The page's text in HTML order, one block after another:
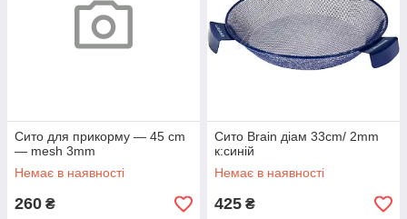
Сито для прикорму — 45 cm
— mesh 3mm
Немає в наявності
260 ₴
Сито Brain діам 33cm/ 2mm
к:синій
Немає в наявності
425 ₴